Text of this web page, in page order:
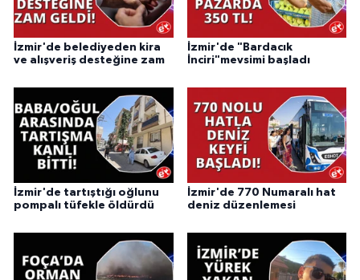
İzmir'de belediyeden kira
ve alışveriş desteğine zam
İzmir'de "Bardacık
İnciri"mevsimi başladı
İzmir'de tartıştığı oğlunu
pompalı tüfekle öldürdü
İzmir'de 770 Numaralı hat
deniz düzenlemesi